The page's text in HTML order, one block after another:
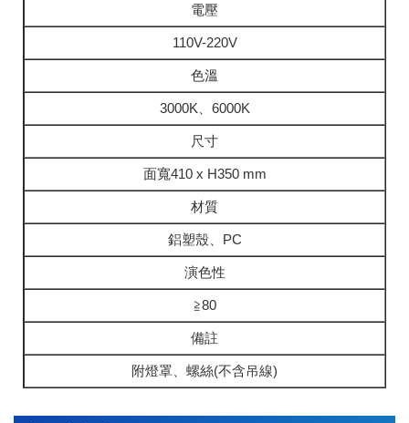
電壓
110V-220V
色溫
3000K、6000K
尺寸
面寬410 x H350 mm
材質
鋁塑殼、PC
演色性
≧80
備註
附燈罩、螺絲(不含吊線)